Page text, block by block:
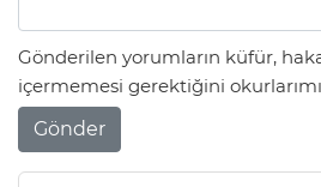
Gönderilen yorumların küfür,
içermemesi gerektiğini
Gönder